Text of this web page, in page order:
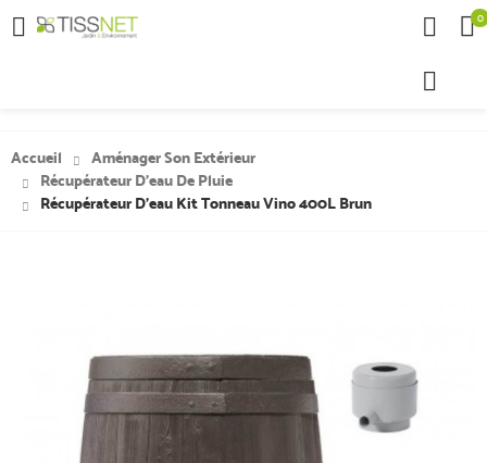
 0
Accueil
Aménager Son Extérieur
Récupérateur D'eau De Pluie
Récupérateur D'eau Kit Tonneau Vino 400L Brun